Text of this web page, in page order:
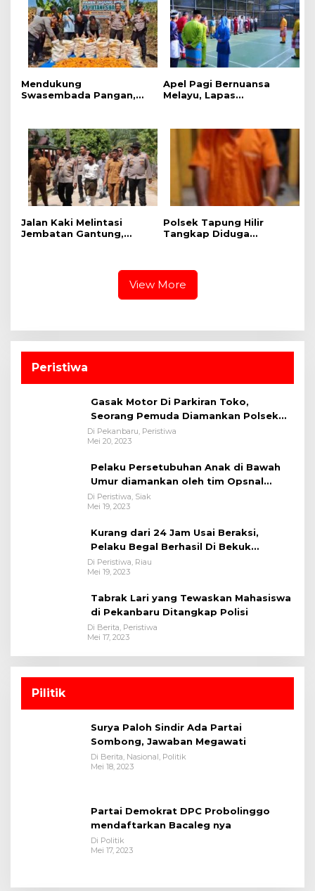
Mendukung
Swasembada Pangan,
Lahan PT Yutani Suadiri
Apel Pagi Bernuansa
Melayu, Lapas
Sambut HUT RI dan HUT
Provinsi Riau
Jalan Kaki Melintasi
Jembatan Gantung,
Ekspedisi Merah Putih
Polsek Tapung Hilir
Tangkap Diduga
View More
Peristiwa
Gasak Motor Di Parkiran Toko,
Seorang Pemuda Diamankan Polsek
Bukit Raya
Di Pekanbaru, Peristiwa
Mei 20, 2023
Pelaku Persetubuhan Anak di Bawah
Umur diamankan oleh tim Opsnal
Polsek Tualang-Polres Siak-Polda Riau
Di Peristiwa, Siak
Mei 19, 2023
Kurang dari 24 Jam Usai Beraksi,
Pelaku Begal Berhasil Di Bekuk
Satreskrim Polres Kuansing
Di Peristiwa, Riau
Mei 19, 2023
Tabrak Lari yang Tewaskan Mahasiswa
di Pekanbaru Ditangkap Polisi
Di Berita, Peristiwa
Mei 17, 2023
Pilitik
Surya Paloh Sindir Ada Partai
Sombong, Jawaban Megawati
Di Berita, Nasional, Politik
Mei 18, 2023
mendaftarkan Bacaleg nya
Di Politik